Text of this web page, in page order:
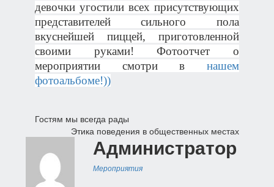
девочки угостили всех присутствующих
представителей сильного пола
вкуснейшей пиццей, приготовленной
своими руками! Фотоотчет о
мероприятии смотри внашем
фотоальбоме!))
Навигация
по
записям
Гостям мы всегда рады
Этика поведения в общественных местах
Администратор
Мероприятия